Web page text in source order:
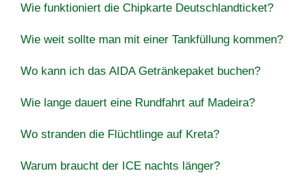
Wie funktioniert die Chipkarte Deutschlandticket?
Wie weit sollte man mit einer Tankfüllung kommen?
Wo kann ich das AIDA Getränkepaket buchen?
Wie lange dauert eine Rundfahrt auf Madeira?
Wo stranden die Flüchtlinge auf Kreta?
Warum braucht der ICE nachts länger?